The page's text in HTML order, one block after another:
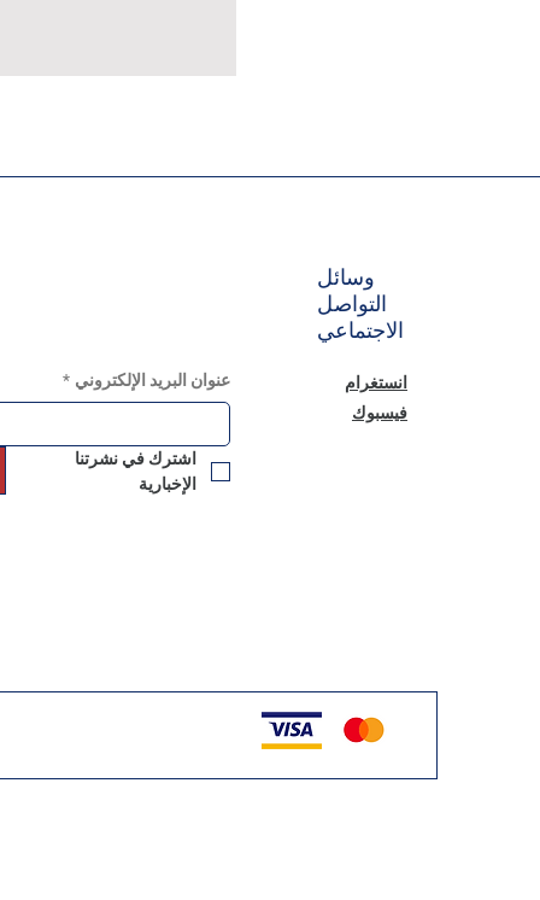
عنوان البريد الإلكتروني *
الإخبارية
وسائل
التواصل
الاجتماعي
انستغرام
فيسبوك